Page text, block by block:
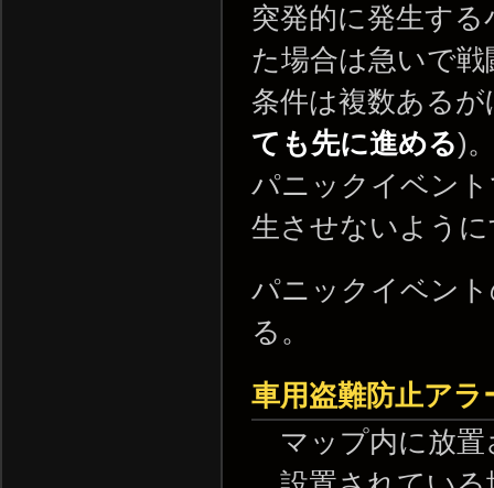
突発的に発生す
た場合は急いで
条件は複数ある
ても先に進める)
パニックイベン
生させないよう
パニックイベン
る。
車用盗難防止アラ
マップ内に放